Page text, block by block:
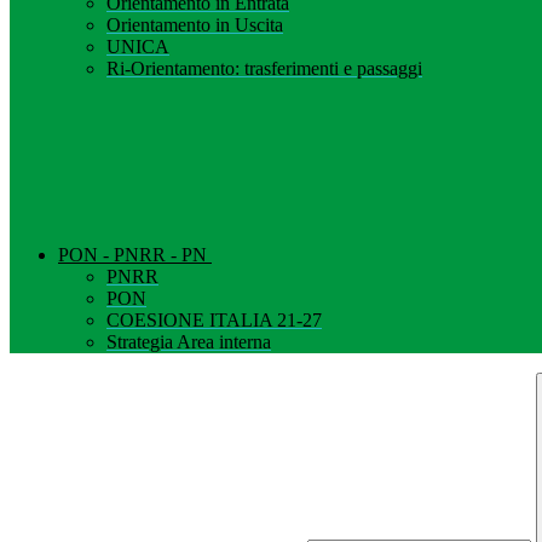
Orientamento in Uscita
UNICA
Ri-Orientamento: trasferimenti e passaggi
PON - PNRR - PN
PNRR
PON
COESIONE ITALIA 21-27
Strategia Area interna